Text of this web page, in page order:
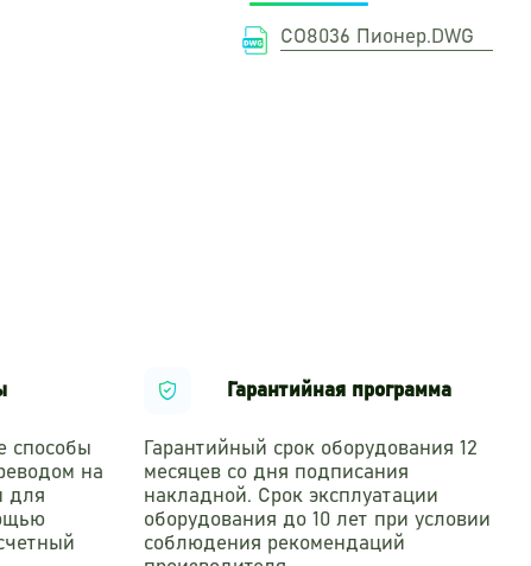
СО8036 Пионер.DWG
способы
на
для
Гарантийная программа
Гарантийный срок оборудования 12
месяцев со дня подписания
накладной. Срок эксплуатации
оборудования до 10 лет при условии
соблюдения рекомендаций